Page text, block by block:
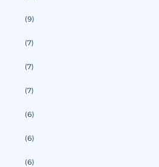
(9)
(7)
(7)
(7)
(6)
(6)
(6)